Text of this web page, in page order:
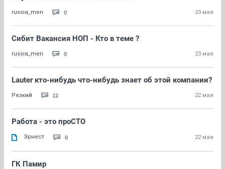
russia_men 0 23 мая
Сибит Вакансия НОП - Кто в теме ?
russia_men 0 23 мая
Lauter кто-нибудь что-нибудь знает об этой компании?
Резкий 12 22 мая
Работа - это проСТО
Эрнест 0 22 мая
ГК Памир